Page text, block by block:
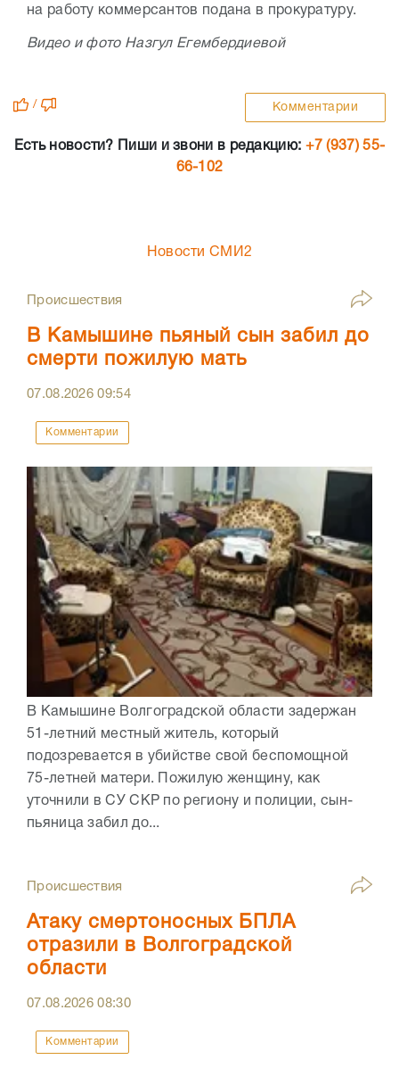
на работу коммерсантов подана в прокуратуру.
Видео и фото Назгул Егембердиевой
/ Комментарии
Есть новости? Пиши и звони в редакцию: +7 (937) 55-
66-102
Новости СМИ2
Происшествия
В Камышине пьяный сын забил до
смерти пожилую мать
07.08.202609:54
Комментарии
В Камышине Волгоградской области задержан
51-летний местный житель, который
подозревается в убийстве свой беспомощной
75-летней матери. Пожилую женщину, как
уточнили в СУ СКР по региону и полиции, сын-
пьяница забил до...
Происшествия
Атаку смертоносных БПЛА
отразили в Волгоградской
области
07.08.202608:30
Комментарии